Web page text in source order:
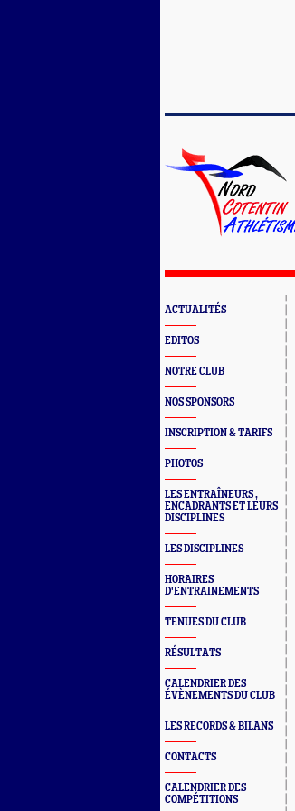
ACTUALITÉS
EDITOS
NOTRE CLUB
NOS SPONSORS
INSCRIPTION & TARIFS
PHOTOS
LES ENTRAÎNEURS ,
ENCADRANTS ET LEURS
DISCIPLINES
LES DISCIPLINES
HORAIRES
D'ENTRAINEMENTS
TENUES DU CLUB
RÉSULTATS
CALENDRIER DES
ÉVÈNEMENTS DU CLUB
LES RECORDS & BILANS
CONTACTS
CALENDRIER DES
COMPÉTITIONS